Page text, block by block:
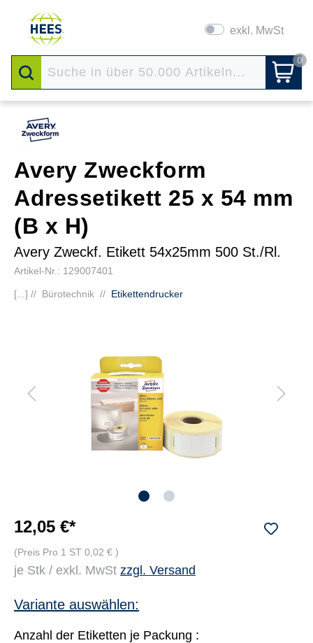
exkl. MwSt
0
Avery Zweckform
Adressetikett 25 x 54 mm
(B x H)
Avery Zweckf. Etikett 54x25mm 500 St./Rl.
Artikel-Nr.: 129007401
[...] // Bürotechnik // Etikettendrucker
12,05 €*
(Preis Pro 1 ST 0,02 € )
je Stk / exkl. MwSt zzgl. Versand
Variante auswählen:
Anzahl der Etiketten je Packung :